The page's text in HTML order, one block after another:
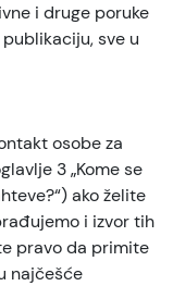
i druge poruke
sve u
osobe za
3 „Kome se
ako želite
i izvor tih
pravo da primite
najčešće